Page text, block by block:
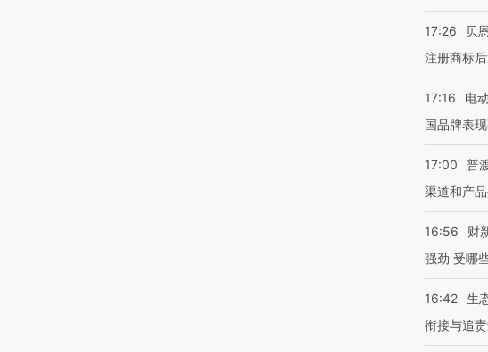
17:26
贝
注册商标
17:16
电
国品牌表
17:00
普
渠道和产
16:56
财
强劲 受哪
16:42 生
衔接与追